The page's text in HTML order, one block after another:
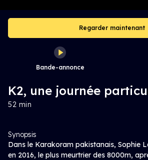
Regarder maintenant
Bande-annonce
K2, une journée
52 min
Synopsis
Dans le Karakoram pakistanais, Sophie
en 2016, le plus meurtrier des 8000m,